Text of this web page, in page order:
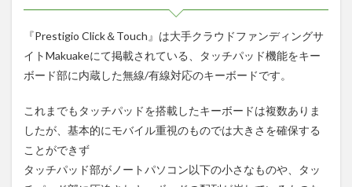
『Prestigio Click＆Touch』は大手クラウドファンディングサ
イトMakuakeにて掲載されている、タッチパッド機能をキー
ボード部に内蔵した無線/有線対応のキーボードです。
これまでもタッチパッドを搭載したキーボードは複数ありま
したが、基本的にモバイル重視のものでは大きさを確保する
ことができず
タッチパッド部がノートパソコン以下の小さなものや、タッ